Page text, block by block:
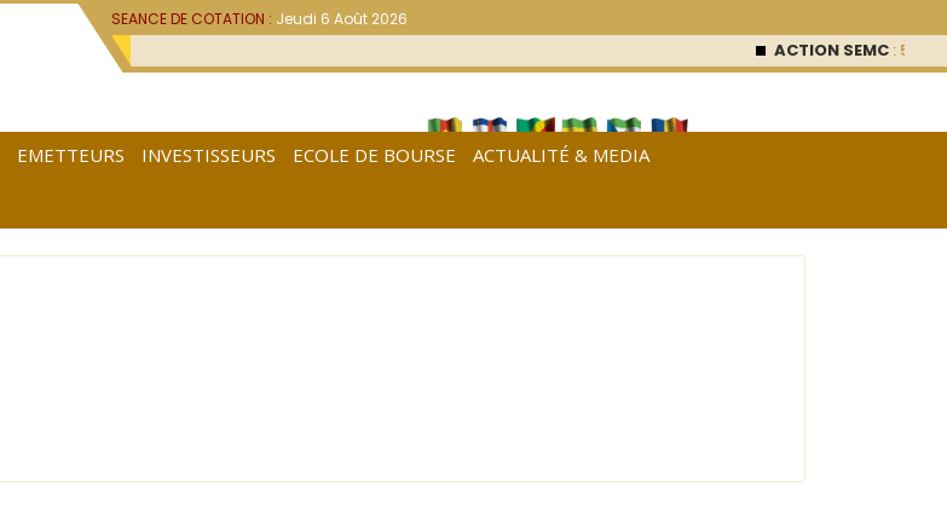
SEANCE DE COTATION : Jeudi 6 Août 2026
ACTION SEMC: 53 000
EMETTEURS INVESTISSEURS ECOLE DE BOURSE
ACTUALITÉ & MEDIA